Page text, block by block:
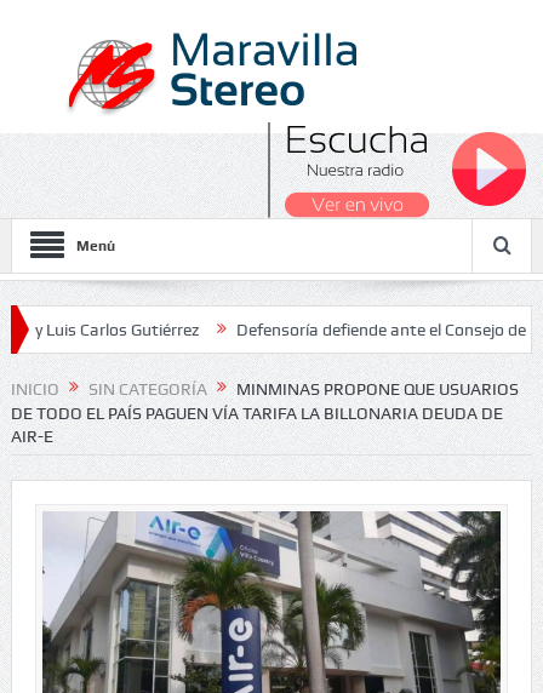
Menú
Gutiérrez Defensoría defiende ante el Consejo de Estado el
2026
INICIO SIN CATEGORÍA
MINMINAS PROPONE QUE USUARIOS
DE TODO EL PAÍS PAGUEN VÍA TARIFA LA BILLONARIA DEUDA DE
AIR-E